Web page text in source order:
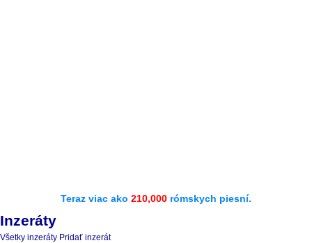
Teraz viac ako 210,000 rómskych piesní.
Inzeráty
Všetky inzeráty Pridať inzerát